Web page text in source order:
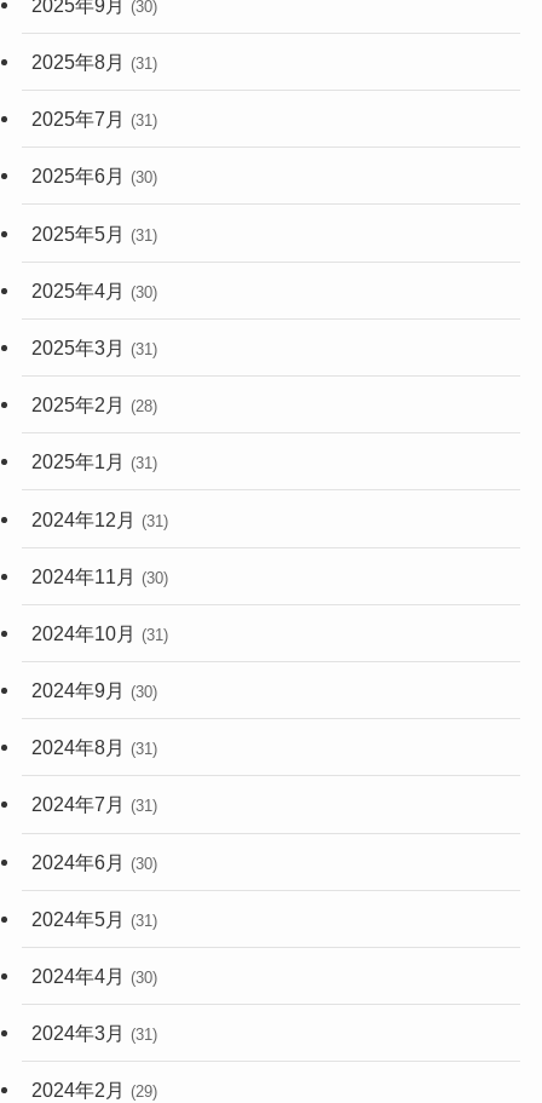
2025年9月 (30)
2025年8月 (31)
2025年7月 (31)
2025年6月 (30)
2025年5月 (31)
2025年4月 (30)
2025年3月 (31)
2025年2月 (28)
2025年1月 (31)
2024年12月 (31)
2024年11月 (30)
2024年10月 (31)
2024年9月 (30)
2024年8月 (31)
2024年7月 (31)
2024年6月 (30)
2024年5月 (31)
2024年4月 (30)
2024年3月 (31)
2024年2月 (29)